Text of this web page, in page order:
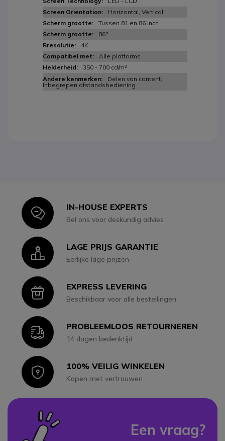
Horizontal, Vertical
Tussen 81 en 86 inch
86''
4K
Alle platforms
350 - 700 cd/m²
Delen van content,
Inbegrepen afstandsbediening
IconIN-HOUSE EXPERTS
Bel ons voor deskundig advies
IconLAGE PRIJS GARANTIE
Eerlijke lage prijzen
IconEXPRESS LEVERING
Beschikbaar voor alle bestellingen
IconPROBLEEMLOOS RETOURNEREN
14 dagen bedenktijd
Icon100% VEILIG WINKELEN
Kopen met vertrouwen
Een vraag?